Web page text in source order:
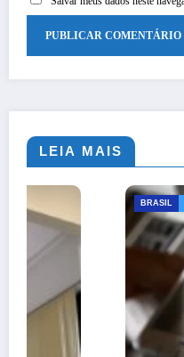
LEIA MAIS